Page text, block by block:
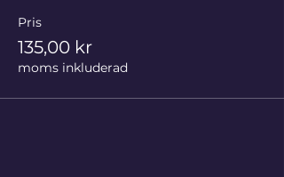
Pris
135,00 kr
moms inkluderad